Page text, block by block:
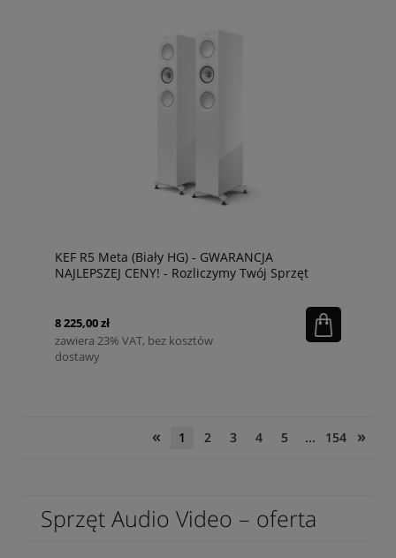
KEF R5 Meta (Biały HG) - GWARANCJA
NAJLEPSZEJ CENY! - Rozliczymy Twój Sprzęt
8 225,00 zł
zawiera 23% VAT, bez kosztów
dostawy
« 1 2 3 4 5 ... 154 »
Sprzęt Audio Video – oferta